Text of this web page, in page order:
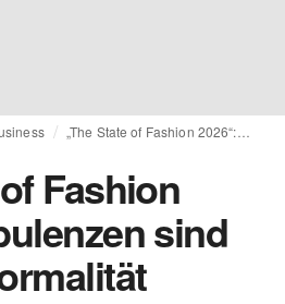
Fashion
sind